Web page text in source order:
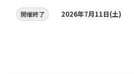
開催終了 2026年7月11日(土)